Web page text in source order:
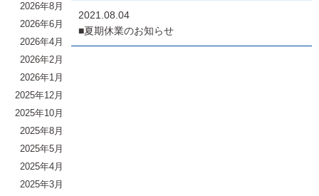
2026年8月
2026年6月
2026年4月
2026年2月
2026年1月
2025年12月
2025年10月
2025年8月
2025年5月
2025年4月
2025年3月
2021.08.04
■夏期休業のお知らせ